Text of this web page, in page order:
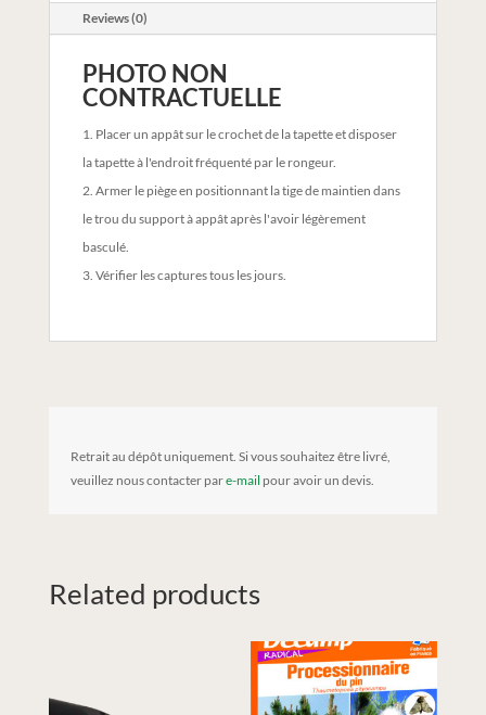
Reviews (0)
PHOTO NON
CONTRACTUELLE
Placer un appât sur le crochet de la tapette et disposer
la tapette à l'endroit fréquenté par le rongeur.
Armer le piège en positionnant la tige de maintien dans
le trou du support à appât après l'avoir légèrement
basculé.
Vérifier les captures tous les jours.
Retrait au dépôt uniquement. Si vous souhaitez être livré,
veuillez nous contacter pare-mail pour avoir un devis.
Related products